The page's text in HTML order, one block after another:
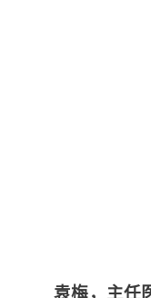
袁梅，主任